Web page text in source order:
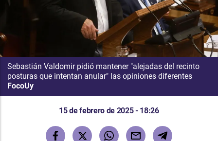
Sebastián Valdomir pidió mantener "alejadas del recinto
posturas que intentan anular" las opiniones diferentes
FocoUy
15 de febrero de 2025 - 18:26